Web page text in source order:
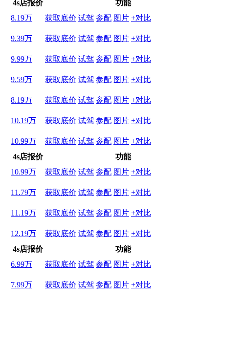
4s店报价
功能
8.19万 获取底价 试驾 参配 图片 +对比
9.39万 获取底价 试驾 参配 图片 +对比
9.99万 获取底价 试驾 参配 图片 +对比
9.59万 获取底价 试驾 参配 图片 +对比
8.19万 获取底价 试驾 参配 图片 +对比
10.19万 获取底价 试驾 参配 图片 +对比
10.99万 获取底价 试驾 参配 图片 +对比
4s店报价
功能
10.99万 获取底价 试驾 参配 图片 +对比
11.79万 获取底价 试驾 参配 图片 +对比
11.19万 获取底价 试驾 参配 图片 +对比
12.19万 获取底价 试驾 参配 图片 +对比
4s店报价
功能
6.99万 获取底价 试驾 参配 图片 +对比
7.99万 获取底价 试驾 参配 图片 +对比